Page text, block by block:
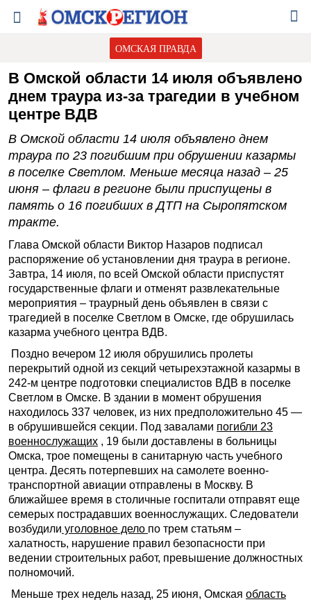
ОМСКАЯ ПРАВДА
В Омской области 14 июля объявлено
днем траура из-за трагедии в учебном
центре ВДВ
В Омской области 14 июля объявлено днем
траура по 23 погибшим при обрушении казармы
в поселке Светлом. Меньше месяца назад – 25
июня – флаги в регионе были приспущены в
память о 16 погибших в ДТП на Сыропятском
тракте.
Глава Омской области Виктор Назаров подписал
распоряжение об установлении дня траура в регионе.
Завтра, 14 июля, по всей Омской области приспустят
государственные флаги и отменят развлекательные
мероприятия – траурный день объявлен в связи с
трагедией в поселке Светлом в Омске, где обрушилась
казарма учебного центра ВДВ.
Поздно вечером 12 июля обрушились пролеты
перекрытий одной из секций четырехэтажной казармы в
242-м центре подготовки специалистов ВДВ в поселке
Светлом в Омске. В здании в момент обрушения
находилось 337 человек, из них предположительно 45 —
в обрушившейся секции. Под завалами погибли 23
военнослужащих , 19 были доставлены в больницы
Омска, трое помещены в санитарную часть учебного
центра. Десять потерпевших на самолете военно-
транспортной авиации отправлены в Москву. В
ближайшее время в столичные госпитали отправят еще
семерых пострадавших военнослужащих. Следователи
возбудили уголовное дело по трем статьям –
халатность, нарушение правил безопасности при
ведении строительных работ, превышение должностных
полномочий.
Меньше трех недель назад, 25 июня, Омская область